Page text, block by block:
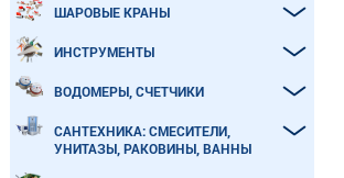
ШАРОВЫЕ КРАНЫ
ИНСТРУМЕНТЫ
ВОДОМЕРЫ, СЧЕТЧИКИ
САНТЕХНИКА: СМЕСИТЕЛИ,
УНИТАЗЫ, РАКОВИНЫ, ВАННЫ